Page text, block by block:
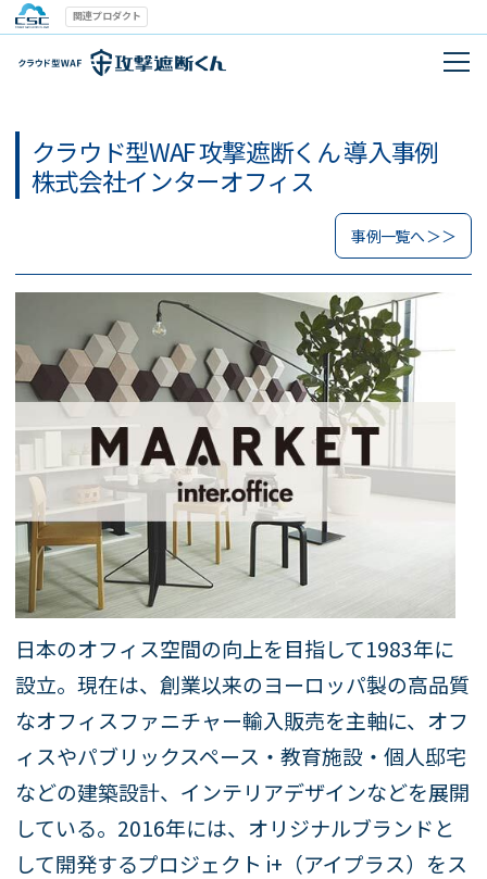
関連プロダクト
クラウド型WAF 攻撃遮断くん 導入事例
株式会社インターオフィス
事例一覧へ ＞＞
日本のオフィス空間の向上を目指して1983年に
設立。現在は、創業以来のヨーロッパ製の高品質
なオフィスファニチャー輸入販売を主軸に、オフ
ィスやパブリックスペース・教育施設・個人邸宅
などの建築設計、インテリアデザインなどを展開
している。2016年には、オリジナルブランドと
して開発するプロジェクト i+（アイプラス）をス